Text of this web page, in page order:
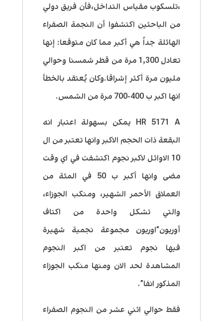
،تلسكوب مقياس التداخل،فأن فريق دولي
من الباحثين اكتشفوا أن النجمة الصفراء
الهائلة جداً هي أكبر مما كان متوقعا: إنها
تعادل 1,300 مرة من قطر شمسنا وحوالي
مليون مرة أكثر إشراقا.وكان يُعتقد بالخطأ
انها اكبر ب 400-700 مرة من الشمس.
HR 5171 A يمكن بسهولة اعتبار انه
البقعة ذات الحجم الاكبر وانها تعتبر من ال
10 الاوائل لاكبر نجوم اكتشفت في اي وقت
مضى وانها أكبر ب 50 في المئة من
العملاق الأحمر الشهير، ومنكب الجوزاء،
والتي تشكل واحدة من اكتاف
أوريون”اوريون مجموعة نجمية شهيرة
فيها نجوم تعتبر من اكبر النجوم
المشاهدة لحد الان ومنها منكب الجوزاء
المذكور انفا”.
فقط حوالي اثني عشر من النجوم الصفراء